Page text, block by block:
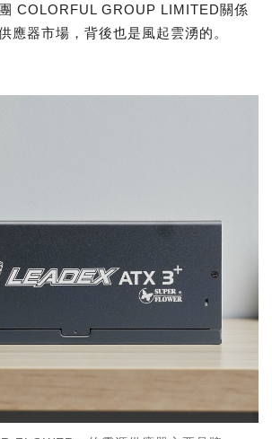
COLORFUL GROUP LIMITED關係
應器市場，背後也是風起雲湧的。